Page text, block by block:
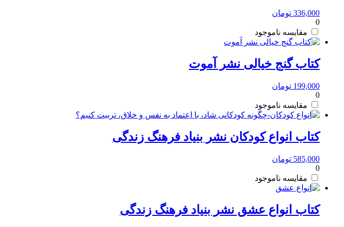
336,000 تومان
0
مقایسه
کتاب گنج خیالی نشر آموت
199,000 تومان
0
مقایسه
کتاب انواع کودکان نشر بنیاد فرهنگ زندگی
585,000 تومان
0
مقایسه
کتاب انواع عشق نشر بنیاد فرهنگ زندگی